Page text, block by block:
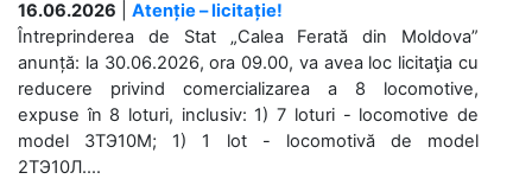
16.06.2026
Atenție – licitație!
Întreprinderea de Stat „Calea Ferată din Moldova”
anunță: la 30.06.2026, ora 09.00, va avea loc licitaţia cu
reducere privind comercializarea a 8 locomotive,
expuse în 8 loturi, inclusiv: 1) 7 loturi - locomotive de
model 3ТЭ10М; 1) 1 lot - locomotivă de model
2ТЭ10Л....